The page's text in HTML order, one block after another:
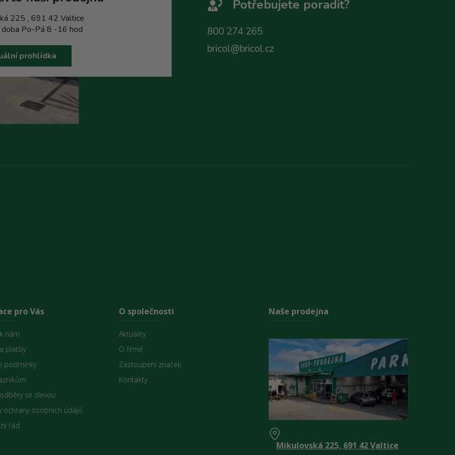
225 , 691 42 Valtice
doba Po-Pá 8 -16 hod
prohlídka
Potřebujete poradit?
800 274 265
bricol@bricol.cz
pro Vás
nám
platby
podmínky
se slevou
ochrany osobních údajů
řád
O společnosti
Aktuality
O firmě
Zastoupení značek
Kontakty
Naše prodejna
Mikulovská 225, 691 42 Valtice